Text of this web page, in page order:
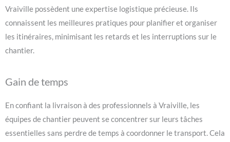
Vraiville possèdent une expertise logistique précieuse. Ils
connaissent les meilleures pratiques pour planifier et organiser
les itinéraires, minimisant les retards et les interruptions sur le
chantier.
Gain de temps
En confiant la livraison à des professionnels à Vraiville, les
équipes de chantier peuvent se concentrer sur leurs tâches
essentielles sans perdre de temps à coordonner le transport. Cela